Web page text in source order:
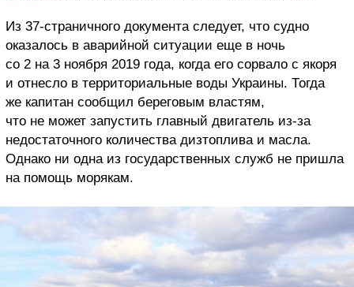
Из 37-страничного документа следует, что судно
оказалось в аварийной ситуации еще в ночь
со 2 на 3 ноября 2019 года, когда его сорвало с якоря
и отнесло в территориальные воды Украины. Тогда
же капитан сообщил береговым властям,
что не может запустить главный двигатель из-за
недостаточного количества дизтоплива и масла.
Однако ни одна из государственных служб не пришла
на помощь морякам.